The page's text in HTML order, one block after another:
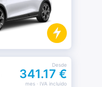
Desde
341.17 €
mes· IVA incluido